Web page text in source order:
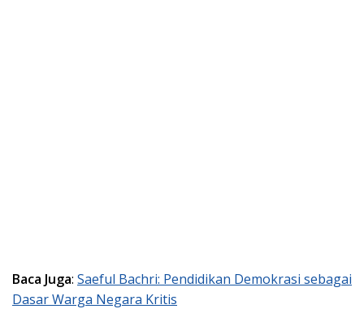
Baca Juga: Saeful Bachri: Pendidikan Demokrasi sebagai
Dasar Warga Negara Kritis